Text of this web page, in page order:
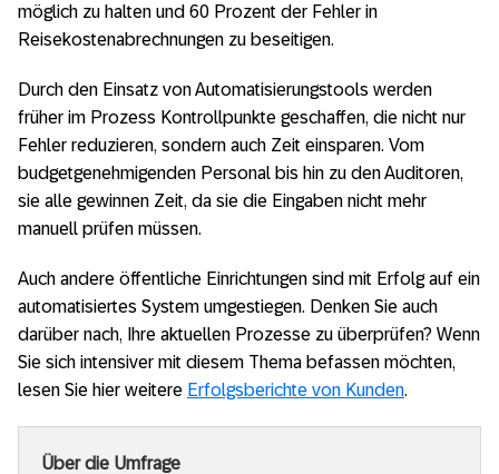
möglich zu halten und 60 Prozent der Fehler in
Reisekostenabrechnungen zu beseitigen.
Durch den Einsatz von Automatisierungstools werden
früher im Prozess Kontrollpunkte geschaffen, die nicht nur
Fehler reduzieren, sondern auch Zeit einsparen. Vom
budgetgenehmigenden Personal bis hin zu den Auditoren,
sie alle gewinnen Zeit, da sie die Eingaben nicht mehr
manuell prüfen müssen.
Auch andere öffentliche Einrichtungen sind mit Erfolg auf ein
automatisiertes System umgestiegen. Denken Sie auch
darüber nach, Ihre aktuellen Prozesse zu überprüfen? Wenn
Sie sich intensiver mit diesem Thema befassen möchten,
lesen Sie hier weitere Erfolgsberichte von Kunden.
Über die Umfrage